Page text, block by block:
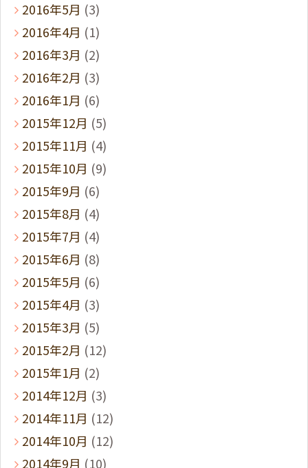
2016年5月 (3)
2016年4月 (1)
2016年3月 (2)
2016年2月 (3)
2016年1月 (6)
2015年12月 (5)
2015年11月 (4)
2015年10月 (9)
2015年9月 (6)
2015年8月 (4)
2015年7月 (4)
2015年6月 (8)
2015年5月 (6)
2015年4月 (3)
2015年3月 (5)
2015年2月 (12)
2015年1月 (2)
2014年12月 (3)
2014年11月 (12)
2014年10月 (12)
2014年9月 (10)